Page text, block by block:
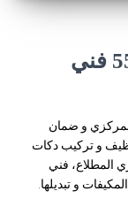
فني تكييف المطلاع 55560390 فني
و ضمان
و تركيب دكات
المطلاع، فني
و تبديلها.